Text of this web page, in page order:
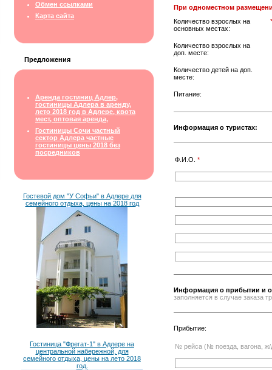
Обмен ссылками
Карта сайта
Предложения
Аренда гостиниц Адлер,
гостиницы Адлера в аренду,
лето 2018 год в Адлере, квота
мест, оптовая аренда,
Гостиницы Сочи частный
сектор Адлера частные
гостиницы цены 2018 без
посредников
Гостевой дом "У Софьи" в Адлере для
семейного отдыха, цены на 2018 год
Гостиница "Фрегат-1" в Адлере на
центральной набережной, для
семейного отдыха, цены на лето 2018
год.
При одноместном
Количество взрослых на
основных местах:
*
Количество взрослых на
доп. месте:
Количество детей на доп.
месте:
Питание:
Информация о туристах:
Ф.И.О. *
Информация о прибытии и
заполняется в случае заказа
Прибытие:
№ рейса (№ поезда, вагона, ж/